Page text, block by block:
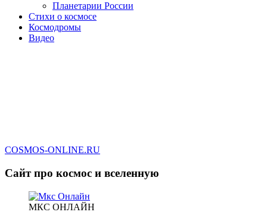
Планетарии России
Стихи о космосе
Космодромы
Видео
COSMOS-ONLINE.RU
Сайт про космос и вселенную
МКС ОНЛАЙН